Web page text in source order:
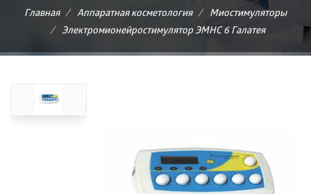
Главная
Аппаратная косметология
Миостимуляторы
Электромионейростимулятор ЭМНС 6 Галатея